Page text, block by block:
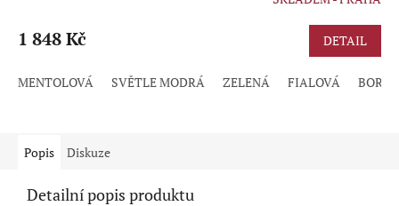
1 848 Kč DETAIL
MENTOLOVÁ SVĚTLE MODRÁ ZELENÁ FIALOVÁ
Popis Diskuze
Detailní popis produktu